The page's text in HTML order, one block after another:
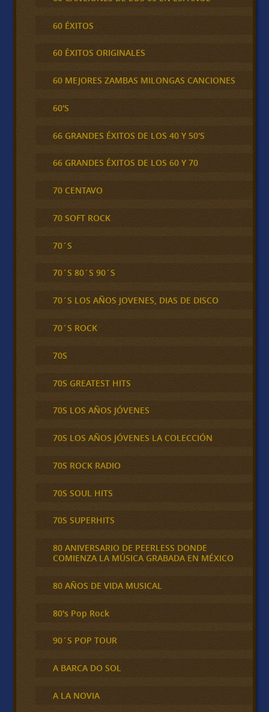
60 ÉXITOS
60 ÉXITOS ORIGINALES
60 MEJORES ZAMBAS MILONGAS CANCIONES
60'S
66 GRANDES ÉXITOS DE LOS 40 Y 50'S
66 GRANDES ÉXITOS DE LOS 60 Y 70
70 CENTAVO
70 SOFT ROCK
70´S
70´S 80´S 90´S
70´S LOS AÑOS JOVENES, DIAS DE DISCO
70´S ROCK
70S
70S GREATEST HITS
70S LOS AÑOS JÓVENES
70S LOS AÑOS JÓVENES LA COLECCIÓN
70S ROCK RADIO
70S SOUL HITS
70S SUPERHITS
80 ANIVERSARIO DE PEERLESS DONDE
COMIENZA LA MÚSICA GRABADA EN MÉXICO
80 AÑOS DE VIDA MUSICAL
80's Pop Rock
90´S POP TOUR
A BARCA DO SOL
A LA NOVIA